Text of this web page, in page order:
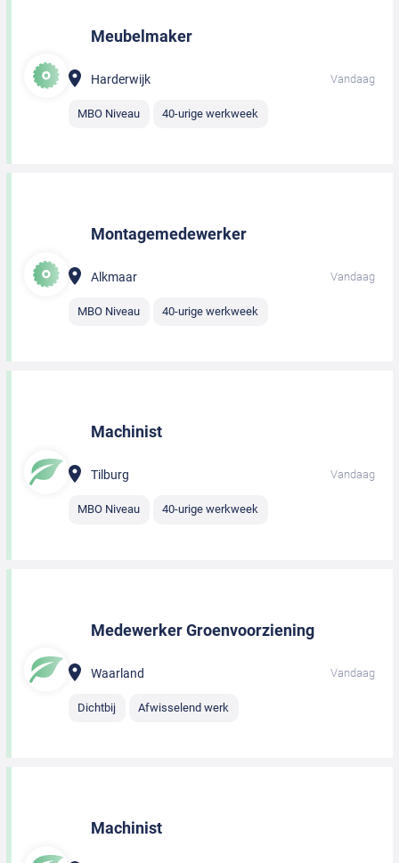
Meubelmaker
Harderwijk Vandaag
MBO Niveau 40-urige werkweek
Montagemedewerker
Alkmaar Vandaag
MBO Niveau 40-urige werkweek
Machinist
Tilburg Vandaag
MBO Niveau 40-urige werkweek
Medewerker Groenvoorziening
Waarland Vandaag
Dichtbij Afwisselend werk
Machinist